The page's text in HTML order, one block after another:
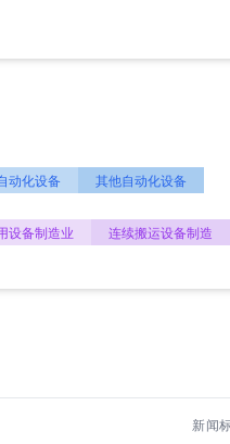
动化设备 其他自动化设备
设备制造业 连续搬运设备制造
新闻